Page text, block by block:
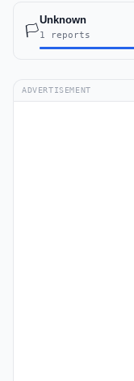
🏳️
Unknown
1 reports
ADVERTISEMENT